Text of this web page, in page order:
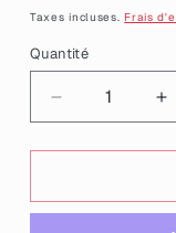
habituel
Taxes incluses. Frais
Quantité
Quantité
Réduire
la
quantité
[CONTRÔLE
la